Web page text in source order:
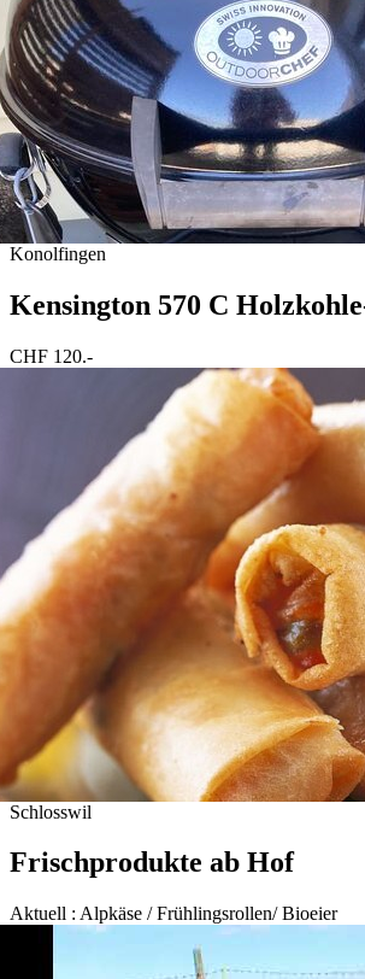
Konolfingen
Kensington 570 C
CHF 120.-
Schlosswil
Frischprodukte ab Hof
Aktuell : Alpkäse / Frühlingsrollen/ Bioeier